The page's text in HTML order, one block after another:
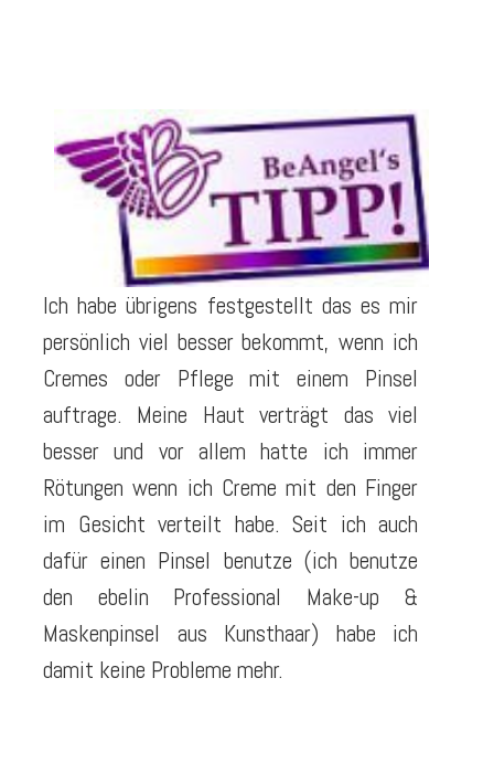
Ich habe übrigens festgestellt das es mir
persönlich viel besser bekommt, wenn ich
Cremes oder Pflege mit einem Pinsel
auftrage. Meine Haut verträgt das viel
besser und vor allem hatte ich immer
Rötungen wenn ich Creme mit den Finger
im Gesicht verteilt habe. Seit ich auch
dafür einen Pinsel benutze (ich benutze
den ebelin Professional Make-up &
Maskenpinsel aus Kunsthaar) habe ich
damit keine Probleme mehr.